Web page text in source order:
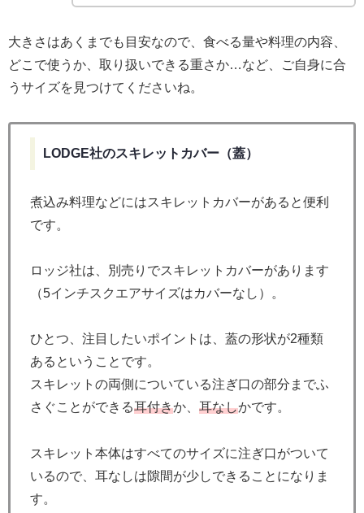
大きさはあくまでも目安なので、食べる量や料理の内容、
どこで使うか、取り扱いできる重さか…など、ご自身に合
うサイズを見つけてくださいね。
LODGE社のスキレットカバー（蓋）
煮込み料理などにはスキレットカバーがあると便利
です。
ロッジ社は、別売りでスキレットカバーがあります
（5インチスクエアサイズはカバーなし）。
ひとつ、注目したいポイントは、蓋の形状が2種類
あるということです。
スキレットの両側についている注ぎ口の部分までふ
さぐことができる耳付きか、 耳なしかです。
スキレット本体はすべてのサイズに注ぎ口がついて
いるので、耳なしは隙間が少しできることになりま
す。